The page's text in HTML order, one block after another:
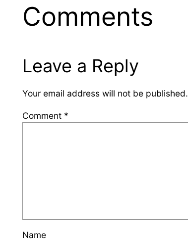
Comments
Leave a Reply
Your email address will not be published.
Comment *
Name